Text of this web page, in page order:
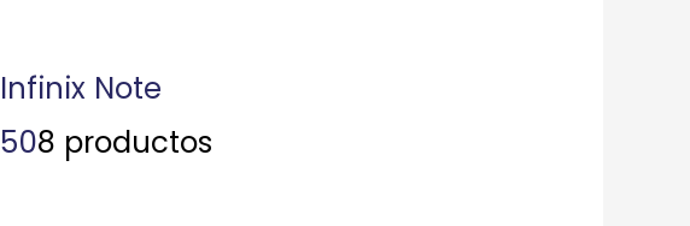
Infinix Note
508 productos